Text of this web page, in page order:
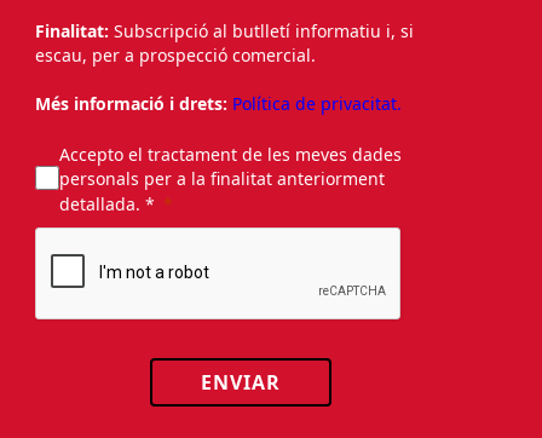
Finalitat: Subscripció al butlletí informatiu i, si
escau, per a prospecció comercial.
Més informació i drets: Política de privacitat.
Accepto el tractament de les meves dades
personals per a la finalitat anteriorment
detallada. *
ENVIAR